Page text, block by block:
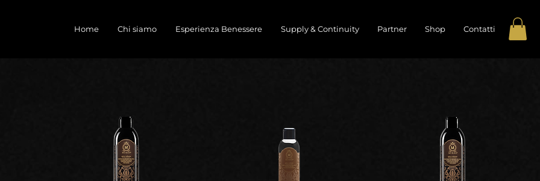
Home Chi siamo Esperienza Benessere Supply & Continuity Partner Shop Contatti